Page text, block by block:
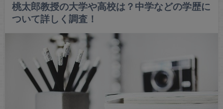
桃太郎教授の大学や高校は？中学などの学歴に
ついて詳しく調査！